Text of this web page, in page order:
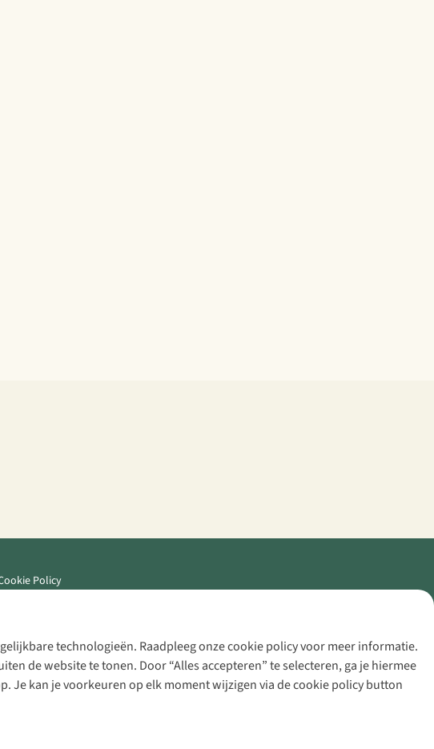
technologieën. Raadpleeg onze cookie policy voor meer informatie.
de website te tonen. Door “Alles accepteren” te selecteren, ga je hiermee
Je kan je voorkeuren op elk moment wijzigen via de cookie policy button
Policy